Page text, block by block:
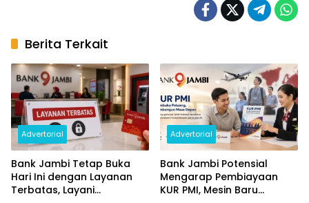
Berita Terkait
Advertorial
Bank Jambi Tetap Buka
Hari Ini dengan Layanan
Terbatas, Layani
Advertorial
Bank Jambi Potensial
Mengarap Pembiayaan
KUR PMI, Mesin Baru